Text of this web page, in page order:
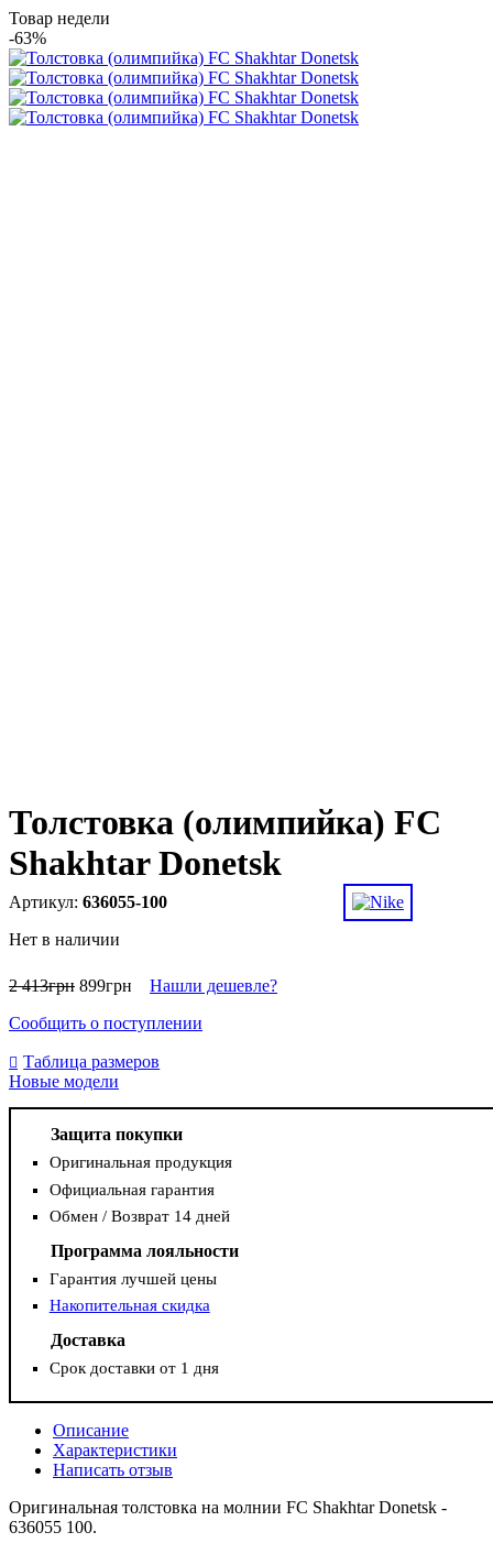
Товар недели
-63%
Толстовка (олимпийка) FC
Shakhtar Donetsk
636055-100
Нет в наличии
2 413грн 899грн
Нашли дешевле?
Сообщить о поступлении
Таблица размеров
Новые модели
Защита покупки
Оригинальная продукция
Официальная гарантия
Обмен / Возврат 14 дней
Программа лояльности
Гарантия лучшей цены
Накопительная скидка
Доставка
Срок доставки от 1 дня
Описание
Характеристики
Написать отзыв
Оригинальная толстовка на молнии FC Shakhtar Donetsk -
636055 100.